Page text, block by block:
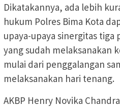
Dikatakannya, ada lebih
hukum Polres Bima Kota
upaya-upaya sinergitas tiga
yang sudah melaksanakan
mulai dari penggalangan
melaksanakan hari tenang.
AKBP Henry Novika